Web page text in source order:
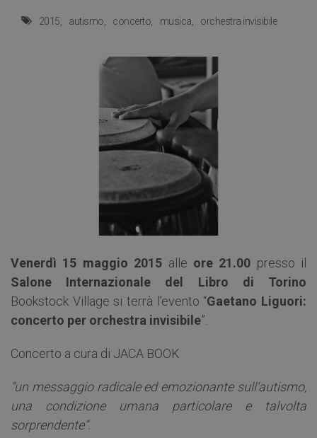
2015 autismo concerto musica orchestra invisibile
Venerdì 15 maggio 2015 alle ore 21.00 presso il
Salone Internazionale del Libro di Torino
Bookstock Village si terrà l’evento “Gaetano Liguori:
concerto per orchestra invisibile”.
Concerto a cura di JACA BOOK
“un messaggio radicale ed emozionante sull’autismo,
una condizione umana particolare e talvolta
sorprendente”.